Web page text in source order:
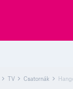
TV Csatornák